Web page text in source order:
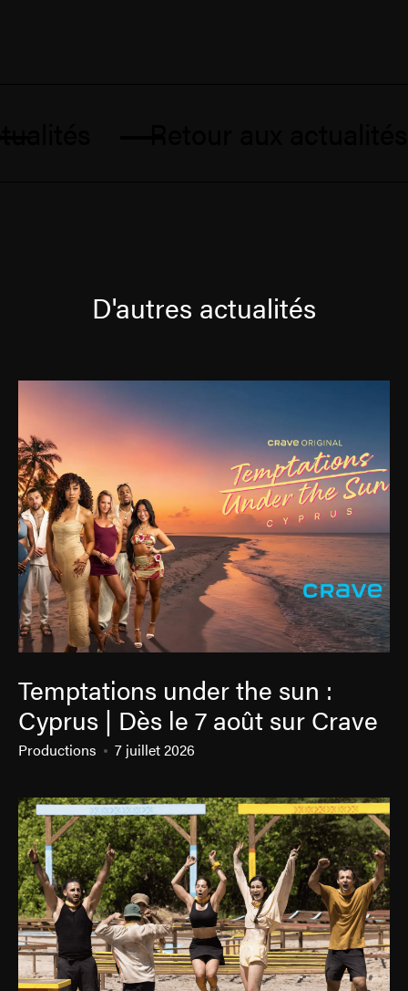
D'autres actualités
Temptations under the sun :
Cyprus | Dès le 7 août sur Crave
Productions 7 juillet 2026